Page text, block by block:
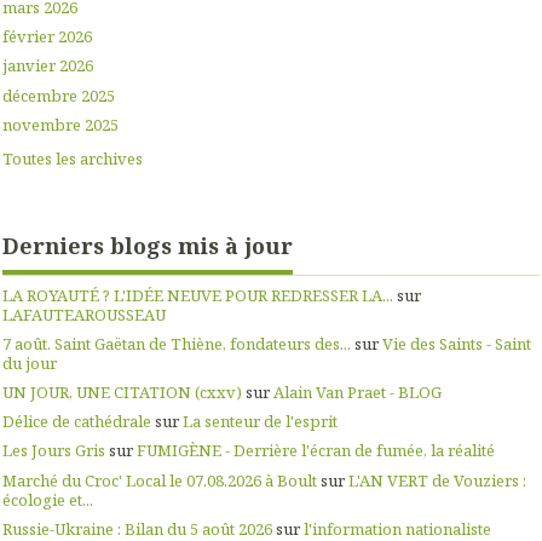
mars 2026
février 2026
janvier 2026
décembre 2025
novembre 2025
Toutes les archives
Derniers blogs mis à jour
LA ROYAUTÉ ? L'IDÉE NEUVE POUR REDRESSER LA... sur
LAFAUTEAROUSSEAU
7 août. Saint Gaëtan de Thiène, fondateurs des... surVie des Saints - Saint
du jour
UN JOUR, UNE CITATION (cxxv) surAlain Van Praet - BLOG
Délice de cathédrale surLa senteur de l'esprit
Les Jours Gris surFUMIGÈNE - Derrière l'écran de fumée, la réalité
Marché du Croc' Local le 07.08.2026 à BoultsurL'AN VERT de Vouziers :
écologie et...
Russie-Ukraine : Bilan du 5 août 2026surl'information nationaliste